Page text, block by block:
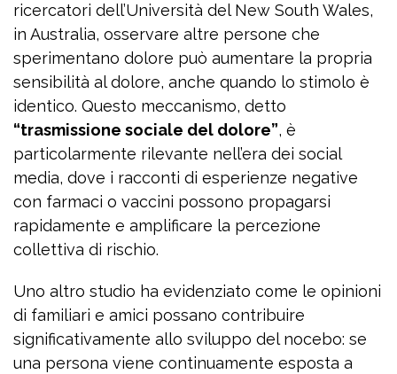
ricercatori dell’Università del New South Wales,
in Australia, osservare altre persone che
sperimentano dolore può aumentare la propria
sensibilità al dolore, anche quando lo stimolo è
identico. Questo meccanismo, detto
“trasmissione sociale del dolore”, è
particolarmente rilevante nell’era dei social
media, dove i racconti di esperienze negative
con farmaci o vaccini possono propagarsi
rapidamente e amplificare la percezione
collettiva di rischio.
Uno altro studio ha evidenziato come le opinioni
di familiari e amici possano contribuire
significativamente allo sviluppo del nocebo: se
una persona viene continuamente esposta a